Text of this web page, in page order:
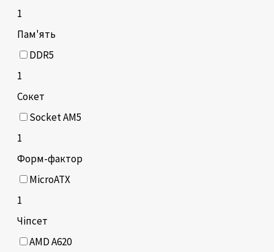
1
Пам'ять
DDR5
1
Сокет
Socket AM5
1
Форм-фактор
MicroATX
1
Чіпсет
AMD A620